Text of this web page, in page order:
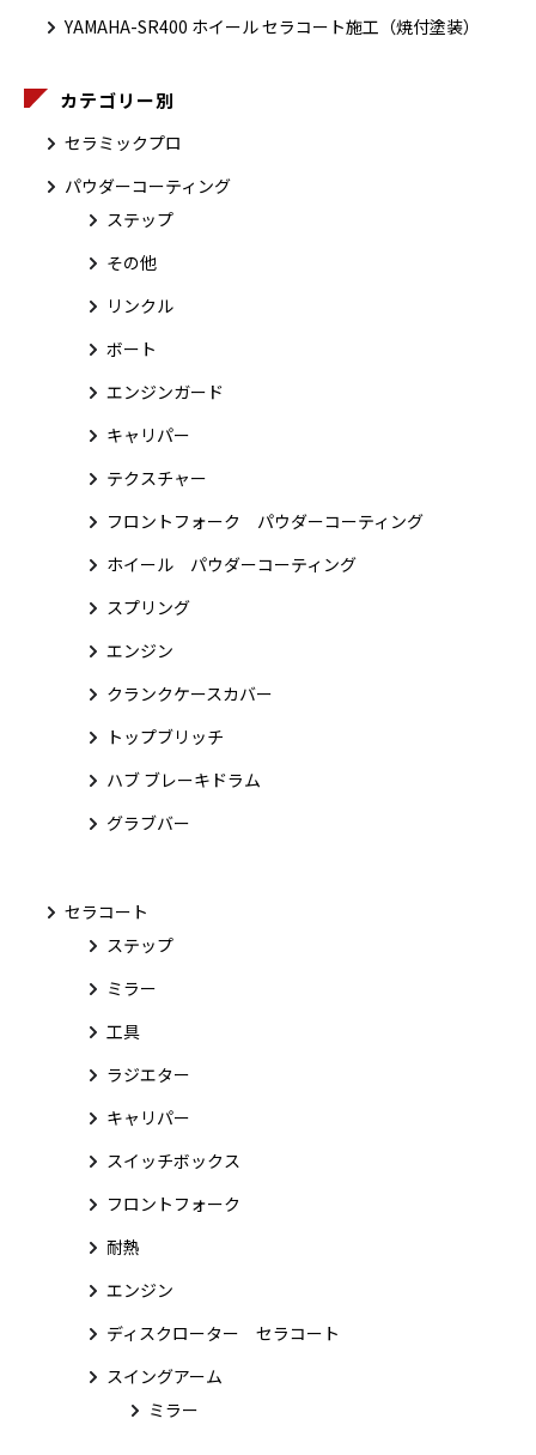
YAMAHA-SR400 ホイール セラコート施工（焼付塗装）
カテゴリー別
セラミックプロ
パウダーコーティング
ステップ
その他
リンクル
ボート
エンジンガード
キャリパー
テクスチャー
フロントフォーク パウダーコーティング
ホイール パウダーコーティング
スプリング
エンジン
クランクケースカバー
トップブリッチ
ハブ ブレーキドラム
グラブバー
セラコート
ステップ
ミラー
工具
ラジエター
キャリパー
スイッチボックス
フロントフォーク
耐熱
エンジン
ディスクローター セラコート
スイングアーム
ミラー